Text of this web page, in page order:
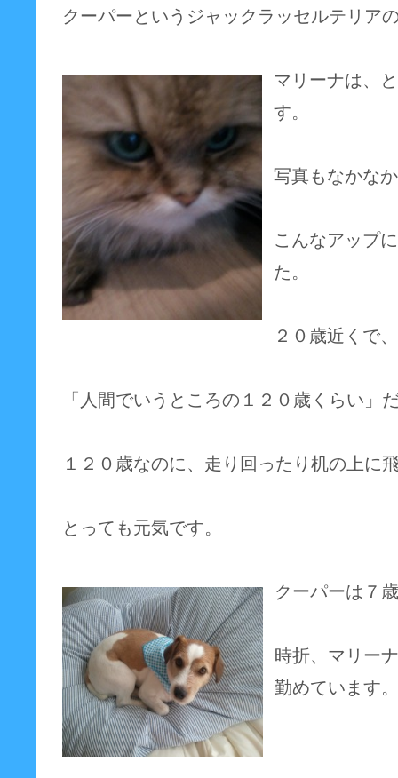
クーパーというジャックラッセルテリア
マリーナは、
す。
写真もなかな
こんなアップ
た。
２０歳近くで
「人間でいうところの１２０歳くらい」
１２０歳なのに、走り回ったり机の上に
とっても元気です。
クーパーは７
時折、マリー
勤めています。